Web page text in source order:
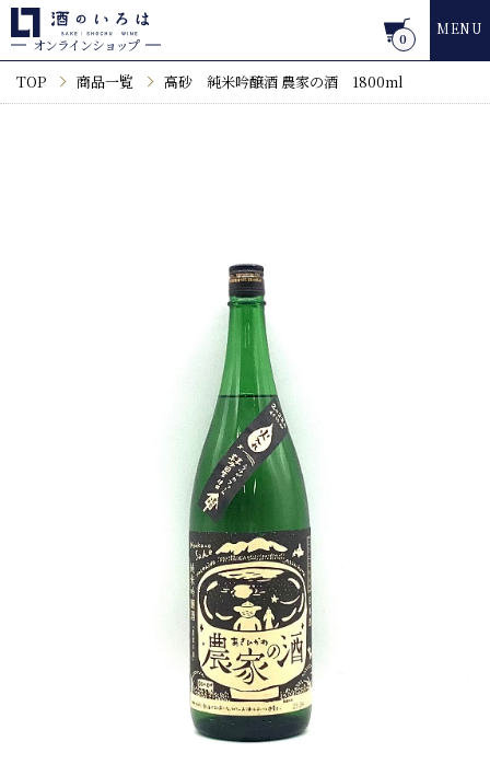
0
MENU
オンラインショップ
TOP 商品一覧 高砂 純米吟醸酒 農家の酒 1800ml